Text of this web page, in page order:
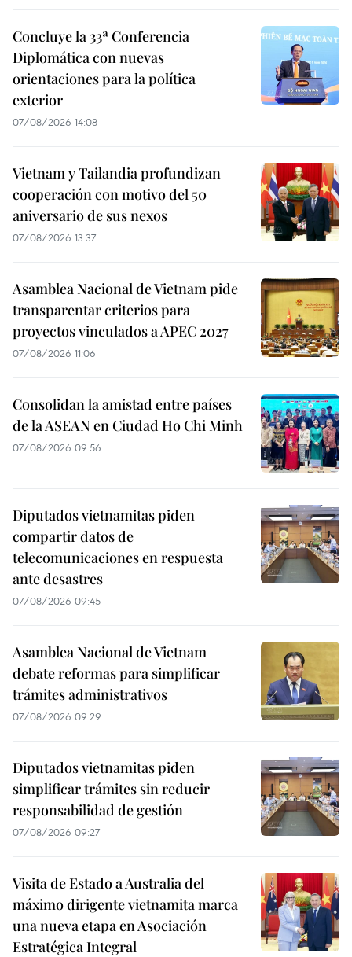
Concluye la 33ª Conferencia
Diplomática con nuevas
orientaciones para la política
exterior
07/08/2026 14:08
Vietnam y Tailandia profundizan
cooperación con motivo del 50
aniversario de sus nexos
07/08/2026 13:37
Asamblea Nacional de Vietnam pide
transparentar criterios para
proyectos vinculados a APEC 2027
07/08/2026 11:06
Consolidan la amistad entre países
de la ASEAN en Ciudad Ho Chi Minh
07/08/2026 09:56
Diputados vietnamitas piden
compartir datos de
telecomunicaciones en respuesta
ante desastres
07/08/2026 09:45
Asamblea Nacional de Vietnam
debate reformas para simplificar
trámites administrativos
07/08/2026 09:29
Diputados vietnamitas piden
simplificar trámites sin reducir
responsabilidad de gestión
07/08/2026 09:27
Visita de Estado a Australia del
máximo dirigente vietnamita marca
una nueva etapa en Asociación
Estratégica Integral